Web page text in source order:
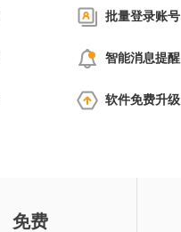
批量登录账号
智能消息提醒
软件免费升级
免费